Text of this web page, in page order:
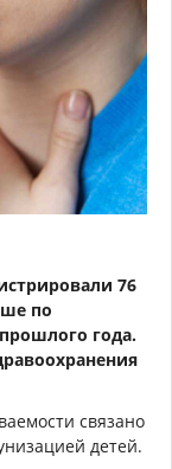
76
по
года.
связано
детей.